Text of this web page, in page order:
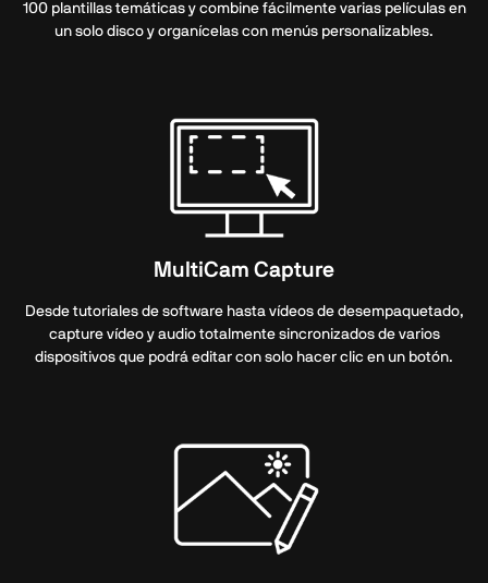
100 plantillas temáticas y combine fácilmente varias películas en
un solo disco y organícelas con menús personalizables.
MultiCam Capture
Desde tutoriales de software hasta vídeos de desempaquetado,
capture vídeo y audio totalmente sincronizados de varios
dispositivos que podrá editar con solo hacer clic en un botón.